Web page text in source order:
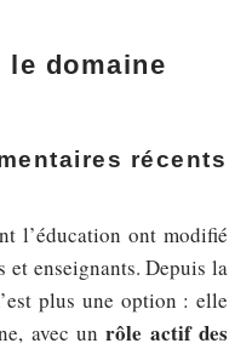
le domaine
récents
l’éducation ont modifié
enseignants. Depuis la
plus une option : elle
avec unrôle actif des